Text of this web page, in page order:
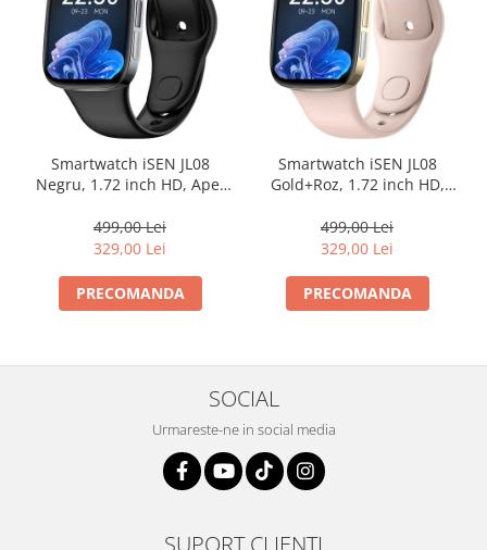
Smartwatch iSEN JL08
Negru, 1.72 inch HD, Apel
HR, Glicemie, VO2max, ECG,
temperatura, NFC, IP67,
499,00 Lei
329,00 Lei
PRECOMANDA
Smartwatch iSEN JL08
Gold+Roz, 1.72 inch HD,
vocal, HR, Glicemie,
VO2max, ECG, temperatura,
499,00 Lei
329,00 Lei
PRECOMANDA
SOCIAL
Urmareste-ne in social media
SUPORT CLIENTI